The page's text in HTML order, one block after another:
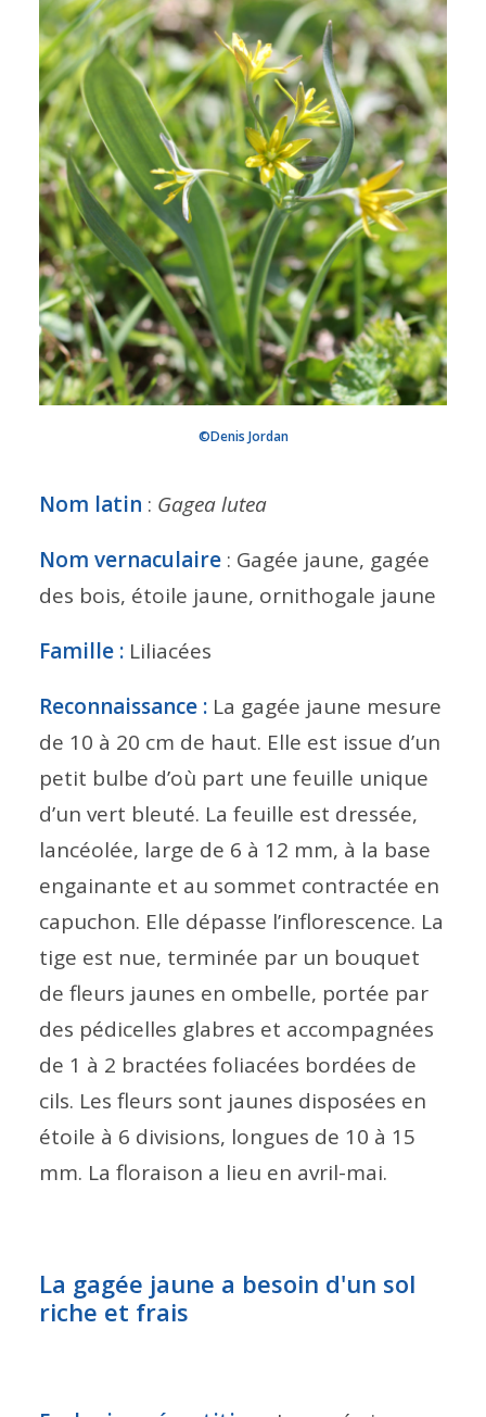
©Denis Jordan
Nom latin : Gagea lutea
Nom vernaculaire : Gagée jaune, gagée
des bois, étoile jaune, ornithogale jaune
Famille : Liliacées
Reconnaissance : La gagée jaune mesure
de 10 à 20 cm de haut. Elle est issue d’un
petit bulbe d’où part une feuille unique
d’un vert bleuté. La feuille est dressée,
lancéolée, large de 6 à 12 mm, à la base
engainante et au sommet contractée en
capuchon. Elle dépasse l’inflorescence. La
tige est nue, terminée par un bouquet
de fleurs jaunes en ombelle, portée par
des pédicelles glabres et accompagnées
de 1 à 2 bractées foliacées bordées de
cils. Les fleurs sont jaunes disposées en
étoile à 6 divisions, longues de 10 à 15
mm. La floraison a lieu en avril-mai.
La gagée jaune a besoin d'un sol
riche et frais